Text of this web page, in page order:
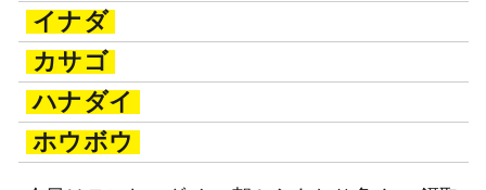
イナダ
カサゴ
ハナダイ
ホウボウ